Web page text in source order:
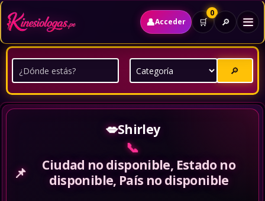
👤Acceder 🛒
0
🔎
🔎
💋Shirley
📞
📌
Ciudad no disponible, Estado no
disponible, País no disponible